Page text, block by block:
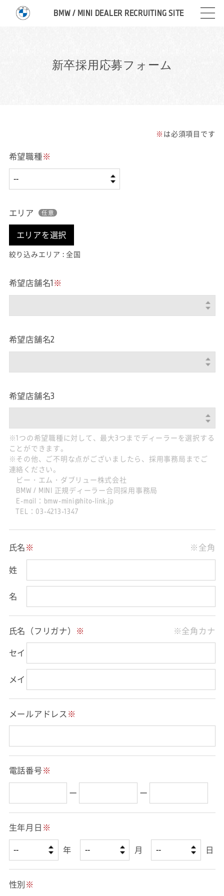
BMW / MINI DEALER RECRUITING SITE
新卒採用応募フォーム
※ は必須項目です
希望職種※
エリア
エリアを選択
絞り込みエリア : 全国
希望店舗名1※
希望店舗名2
希望店舗名3
※1つの希望職種に対して、最大3つまでディーラーを選択する
ことができます。
※その他、ご不明な点がございましたら、採用事務局までご
連絡ください。
ビー・エム・ダブリュー株式会社
BMW / MINI 正規ディーラー合同採用事務局
E-mail：bmw-mini@hito-link.jp
TEL：03-4213-1347
氏名※
姓
名
※全角
氏名（フリガナ）
※
セイ
メイ
※全角カナ
メールアドレス※
電話番号※
ー
ー
生年月日 ※
年
月 日
性別※